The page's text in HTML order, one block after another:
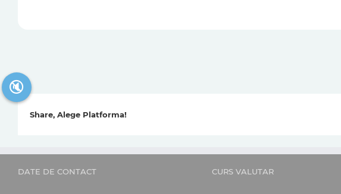
Share, Alege Platforma!
DATE DE CONTACT CURS VALUTAR
🔇